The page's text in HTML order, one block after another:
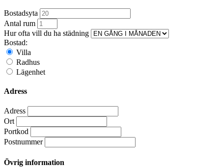
Bostadsyta
Antal rum
Hur ofta vill du ha städning
Bostad:
Villa
Radhus
Lägenhet
Adress
Adress
Ort
Portkod
Postnummer
Övrig information